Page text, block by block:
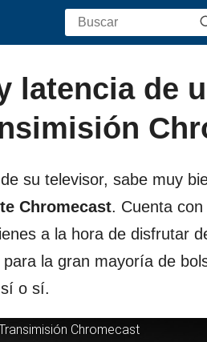
latencia de
su televisor, sabe muy
Chromecast. Cuenta
a la hora de disfrutar
la gran mayoría de
o sí.
Chromecast